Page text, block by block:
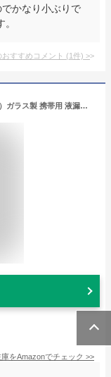
かなり小ぶりで
すすめコメント (1件) >
アトマイザー ポータブル 8ml（150〜160回）ガラス製 携帯用 液漏れ防止 クイックスプレー 回転パターン フレッシュナー/純露/芳香剤/除菌水/化粧水用 (黒)
をAmazonでチェック >>